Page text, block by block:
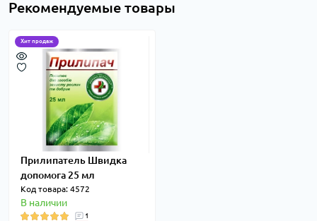
Рекомендуемые товары
Хит продаж
Прилипатель Швидка
допомога 25 мл
Код товара: 4572
В наличии
1